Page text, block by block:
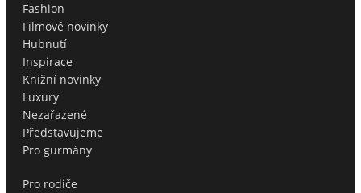
Fashion
Filmové novinky
Hubnutí
Inspirace
Knižní novinky
Luxury
Nezařazené
Představujeme
Pro gurmány
Pro rodiče